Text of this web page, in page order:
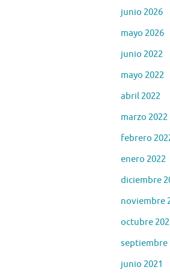
junio 2026
mayo 2026
junio 2022
mayo 2022
abril 2022
marzo 2022
febrero
enero 2022
diciembre
noviembre
octubre
septiembre
junio 2021